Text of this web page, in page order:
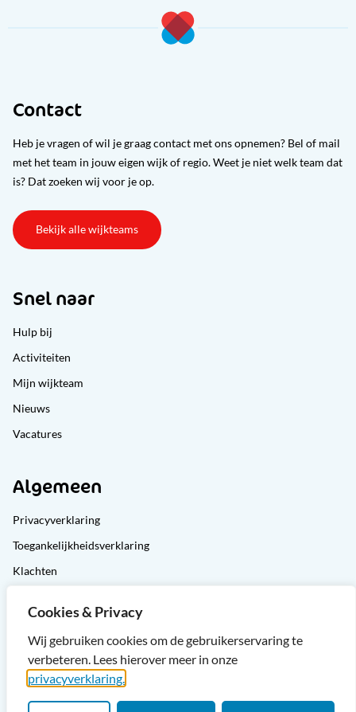
Cookies & Privacy
Wij gebruiken cookies om de gebruikerservaring te
verbeteren. Lees hierover meer in onze
privacyverklaring.
Contact
Heb je vragen of wil je graag contact met ons opnemen? Bel of mail
met het team in jouw eigen wijk of regio. Weet je niet welk team dat
is? Dat zoeken wij voor je op.
Bekijk alle wijkteams
Snel naar
Hulp bij
Activiteiten
Mijn wijkteam
Nieuws
Vacatures
Algemeen
Privacyverklaring
Toegankelijkheidsverklaring
Klachten
Sitemap